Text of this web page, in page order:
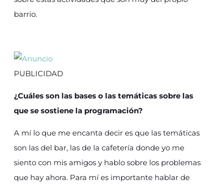
barrio.
PUBLICIDAD
¿Cuáles son las bases o las temáticas sobre las
que se sostiene la programación?
A mí lo que me encanta decir es que las temáticas
son las del bar, las de la cafetería donde yo me
siento con mis amigos y hablo sobre los problemas
que hay ahora. Para mí es importante hablar de